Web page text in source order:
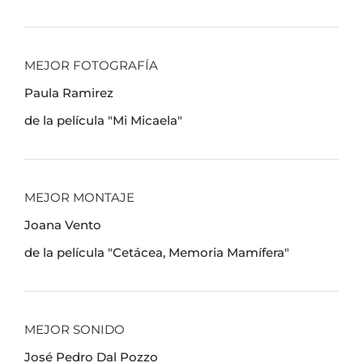
MEJOR FOTOGRAFÍA
Paula Ramirez
de la película "Mi Micaela"
MEJOR MONTAJE
Joana Vento
de la película "Cetácea, Memoria Mamífera"
MEJOR SONIDO
José Pedro Dal Pozzo